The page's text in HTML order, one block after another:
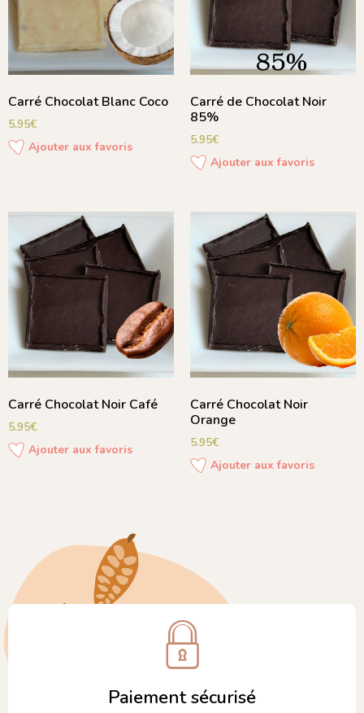
Carré Chocolat Blanc Coco
5.95€
Ajouter aux favoris
Carré de Chocolat Noir
85%
5.95€
Ajouter aux favoris
Carré Chocolat Noir Café
5.95€
Ajouter aux favoris
Carré Chocolat Noir
Orange
5.95€
Ajouter aux favoris
Paiement sécurisé